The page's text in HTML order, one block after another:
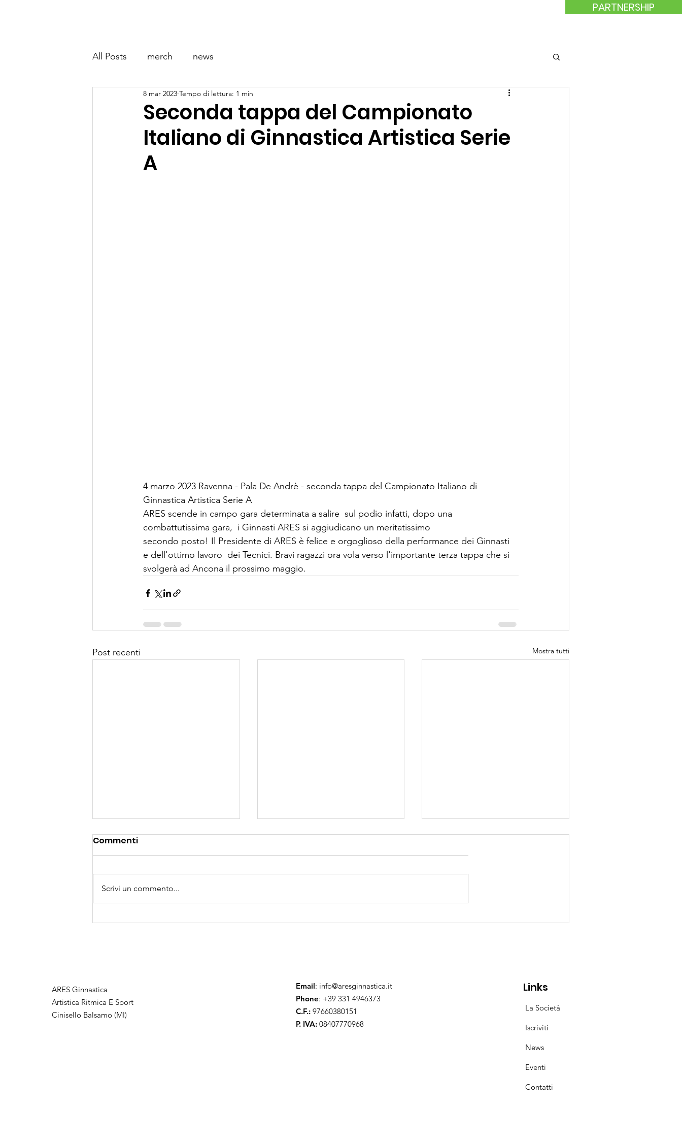
PARTNERSHIP
All Posts merch news
Seconda tappa del Campionato
Italiano di Ginnastica Artistica Serie
A
8 mar 2023 Tempo di lettura: 1 min
4 marzo 2023 Ravenna - Pala De Andrè - seconda tappa del Campionato Italiano di
Ginnastica Artistica Serie A
ARES scende in campo gara determinata a salire  sul podio infatti, dopo una
combattutissima gara,  i Ginnasti ARES si aggiudicano un meritatissimo
secondo posto! Il Presidente di ARES è felice e orgoglioso della performance dei Ginnasti
e dell'ottimo lavoro  dei Tecnici. Bravi ragazzi ora vola verso l'importante terza tappa che si
svolgerà ad Ancona il prossimo maggio.
Post recenti Mostra tutti
Bergamo - Chorus Life
Le migliori prestazioni
L’oro di Thomas a Parigi,
Commenti
Scrivi un commento...
ARES Ginnastica
Artistica Ritmica E Sport
Cinisello Balsamo (MI)
Email: info@aresginnastica.it
Phone: +39 331 4946373
C.F.: 97660380151
P. IVA: 08407770968
Links
La Società
Iscriviti
News
Eventi
Contatti